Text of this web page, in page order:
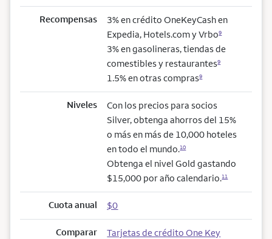
Recompensas
3% en crédito OneKeyCash en
Expedia, Hotels.com y Vrbo9
3% en gasolineras, tiendas de
comestibles y restaurantes9
1.5% en otras compras9
Niveles
Con los precios para socios
Silver, obtenga ahorros del 15%
o más en más de 10,000 hoteles
en todo el mundo.10
Obtenga el nivel Gold gastando
$15,000 por año calendario.11
Cuota anual $0
Comparar Tarjetas de crédito One Key